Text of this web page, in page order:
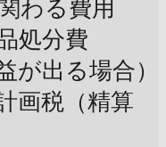
わる費用
処分費
が出る場合）
画税（精算